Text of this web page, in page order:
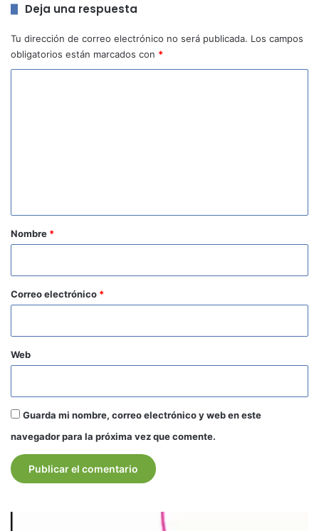
Deja una respuesta
Tu dirección de correo electrónico no será publicada. Los campos
obligatorios están marcados con *
r
o
*
Nombre *
Correo electrónico *
Web
Guarda mi nombre, correo electrónico y web en este
navegador para la próxima vez que comente.